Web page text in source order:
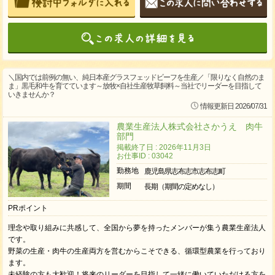
＼国内では前例の無い、純日本産グラスフェッドビーフを生産／「限りなく自然のま
ま」黒毛和牛を育てています～放牧×自社生産牧草飼料～当社でリーダーを目指して
いきませんか？
情報更新日 2026/07/31
農業生産法人株式会社さかうえ 肉牛
部門
掲載終了日 : 2026年11月3日
お仕事ID : 03042
勤務地
鹿児島県志布志市志布志町
期間
長期（期間の定めなし）
PRポイント
理念や取り組みに共感して、全国から夢を持ったメンバーが集う農業生産法人
です。
野菜の生産・肉牛の生産両方を営むからこそできる、循環型農業を行っており
ます。